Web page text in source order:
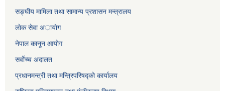
सङ्घीय मामिला तथा सामान्य प्रशासन मन्त्रालय
लाेक सेवा अायाेग
नेपाल कानून आयोग
सर्वाेच्च अदालत
प्रधानमन्त्री तथा मन्त्रिपरिषद्को कार्यालय